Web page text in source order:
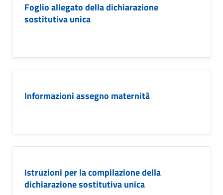
Foglio allegato della dichiarazione
sostitutiva unica
Informazioni assegno maternità
Istruzioni per la compilazione della
dichiarazione sostitutiva unica